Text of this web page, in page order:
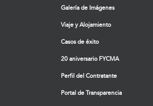
Galería de Imágenes
Viaje y Alojamiento
Casos de éxito
20 aniversario FYCMA
Perfil del Contratante
Portal de Transparencia